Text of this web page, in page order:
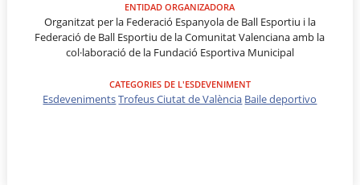
ENTIDAD ORGANIZADORA
Organitzat per la Federació Espanyola de Ball Esportiu i la
Federació de Ball Esportiu de la Comunitat Valenciana amb la
col·laboració de la Fundació Esportiva Municipal
CATEGORIES DE L'ESDEVENIMENT
EsdevenimentsTrofeus Ciutat de València Baile deportivo